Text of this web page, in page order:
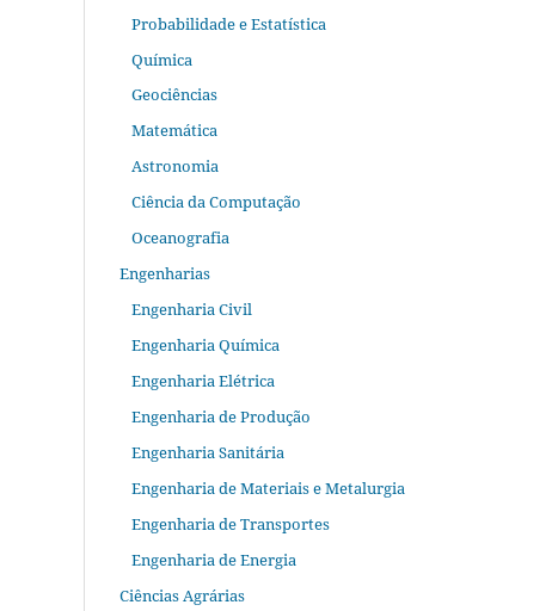
Probabilidade e Estatística
Química
Geociências
Matemática
Astronomia
Ciência da Computação
Oceanografia
Engenharias
Engenharia Civil
Engenharia Química
Engenharia Elétrica
Engenharia de Produção
Engenharia Sanitária
Engenharia de Materiais e Metalurgia
Engenharia de Transportes
Engenharia de Energia
Ciências Agrárias